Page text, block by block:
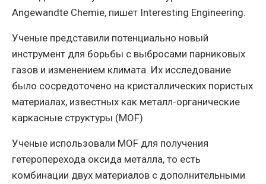
Angewandte Chemie, пишет Interesting Engineering.
Ученые представили потенциально новый
инструмент для борьбы с выбросами парниковых
газов и изменением климата. Их исследование
было сосредоточено на кристаллических пористых
материалах, известных как металл-органические
каркасные структуры (MOF)
Ученые использовали MOF для получения
гетероперехода оксида металла, то есть
комбинации двух материалов с дополнительными